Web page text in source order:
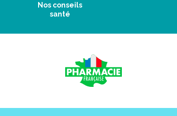
Nos conseils
santé